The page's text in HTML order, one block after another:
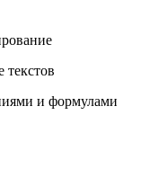
и формулами